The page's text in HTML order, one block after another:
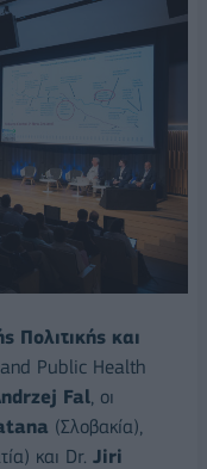
Πολιτικής και
Public Health
Fal, οι
(Σλοβακία),
και Dr. Jiri